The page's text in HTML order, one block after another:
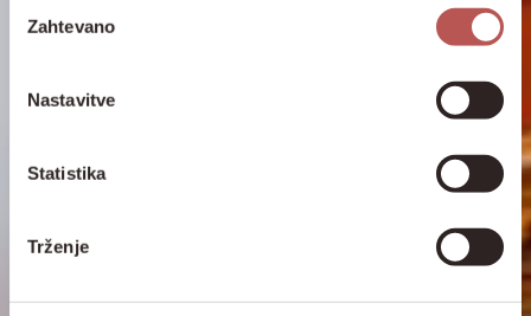
soglasja
Zahtevano
Nastavitve
Statistika
Trženje